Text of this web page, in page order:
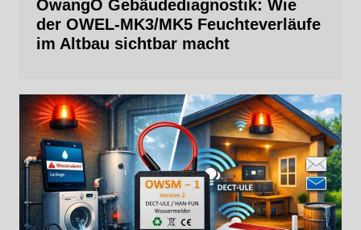
OwangO Gebäudediagnostik: Wie
der OWEL‑MK3/MK5 Feuchteverläufe
im Altbau sichtbar macht